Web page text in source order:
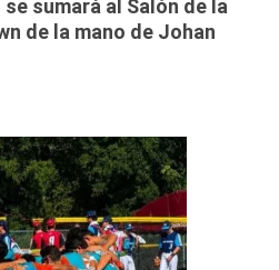
sumará al Salón de la
de la mano de Johan